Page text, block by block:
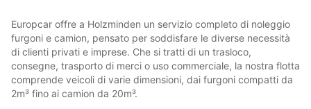
Europcar offre a Holzminden un servizio completo di noleggio
furgoni e camion, pensato per soddisfare le diverse necessità
di clienti privati e imprese. Che si tratti di un trasloco,
consegne, trasporto di merci o uso commerciale, la nostra flotta
comprende veicoli di varie dimensioni, dai furgoni compatti da
2m³ fino ai camion da 20m³.